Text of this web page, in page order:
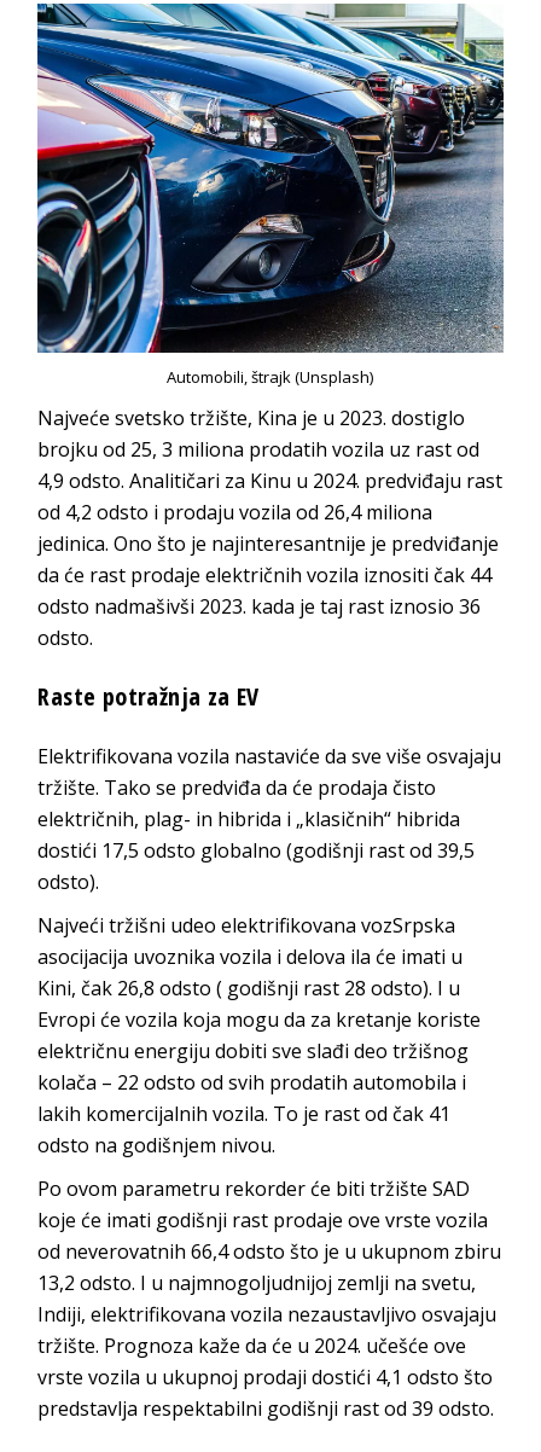
Automobili, štrajk (Unsplash)
Najveće svetsko tržište, Kina je u 2023. dostiglo
brojku od 25, 3 miliona prodatih vozila uz rast od
4,9 odsto. Analitičari za Kinu u 2024. predviđaju rast
od 4,2 odsto i prodaju vozila od 26,4 miliona
jedinica. Ono što je najinteresantnije je predviđanje
da će rast prodaje električnih vozila iznositi čak 44
odsto nadmašivši 2023. kada je taj rast iznosio 36
odsto.
Raste potražnja za EV
Elektrifikovana vozila nastaviće da sve više osvajaju
tržište. Tako se predviđa da će prodaja čisto
električnih, plag- in hibrida i „klasičnih“ hibrida
dostići 17,5 odsto globalno (godišnji rast od 39,5
odsto).
Najveći tržišni udeo elektrifikovana vozSrpska
asocijacija uvoznika vozila i delova ila će imati u
Kini, čak 26,8 odsto ( godišnji rast 28 odsto). I u
Evropi će vozila koja mogu da za kretanje koriste
električnu energiju dobiti sve slađi deo tržišnog
kolača – 22 odsto od svih prodatih automobila i
lakih komercijalnih vozila. To je rast od čak 41
odsto na godišnjem nivou.
Po ovom parametru rekorder će biti tržište SAD
koje će imati godišnji rast prodaje ove vrste vozila
od neverovatnih 66,4 odsto što je u ukupnom zbiru
13,2 odsto. I u najmnogoljudnijoj zemlji na svetu,
Indiji, elektrifikovana vozila nezaustavljivo osvajaju
tržište. Prognoza kaže da će u 2024. učešće ove
vrste vozila u ukupnoj prodaji dostići 4,1 odsto što
predstavlja respektabilni godišnji rast od 39 odsto.